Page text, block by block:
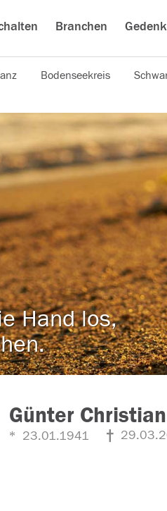
Branchen
Bodenseekreis
Hand los,
Günter
23.01.1941